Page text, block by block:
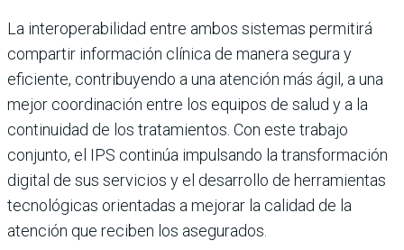
La interoperabilidad entre ambos sistemas permitirá
compartir información clínica de manera segura y
eficiente, contribuyendo a una atención más ágil, a una
mejor coordinación entre los equipos de salud y a la
continuidad de los tratamientos. Con este trabajo
conjunto, el IPS continúa impulsando la transformación
digital de sus servicios y el desarrollo de herramientas
tecnológicas orientadas a mejorar la calidad de la
atención que reciben los asegurados.